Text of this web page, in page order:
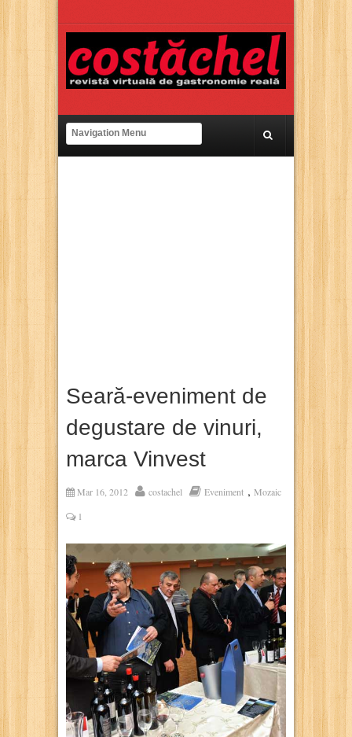
Seară-eveniment de
degustare de vinuri,
marca Vinvest
Mar 16, 2012 costachel Eveniment , Mozaic
1